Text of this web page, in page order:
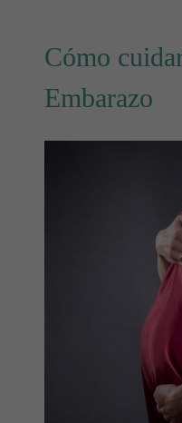
Cómo
Embarazo